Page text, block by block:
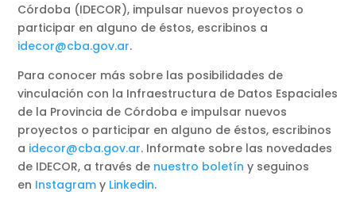
Córdoba (IDECOR), impulsar nuevos proyectos o
participar en alguno de éstos, escribinos a
idecor@cba.gov.ar.
Para conocer más sobre las posibilidades de
vinculación con la Infraestructura de Datos Espaciales
de la Provincia de Córdoba e impulsar nuevos
proyectos o participar en alguno de éstos, escribinos
a idecor@cba.gov.ar. Informate sobre las novedades
de IDECOR, a través de nuestro boletín y seguinos
en Instagram y Linkedin.